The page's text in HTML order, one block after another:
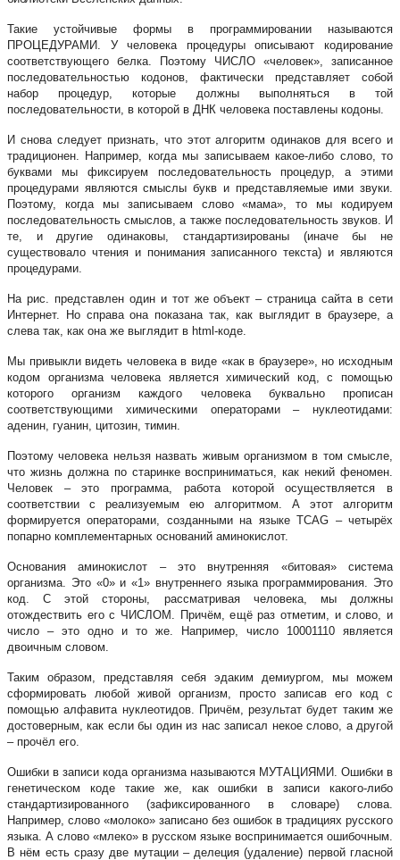
Такие устойчивые формы в программировании называются
ПРОЦЕДУРАМИ. У человека процедуры описывают кодирование
соответствующего белка. Поэтому ЧИСЛО «человек», записанное
последовательностью кодонов, фактически представляет собой
набор процедур, которые должны выполняться в той
последовательности, в которой в ДНК человека поставлены кодоны.
И снова следует признать, что этот алгоритм одинаков для всего и
традиционен. Например, когда мы записываем какое-либо слово, то
буквами мы фиксируем последовательность процедур, а этими
процедурами являются смыслы букв и представляемые ими звуки.
Поэтому, когда мы записываем слово «мама», то мы кодируем
последовательность смыслов, а также последовательность звуков. И
те, и другие одинаковы, стандартизированы (иначе бы не
существовало чтения и понимания записанного текста) и являются
процедурами.
На рис. представлен один и тот же объект – страница сайта в сети
Интернет. Но справа она показана так, как выглядит в браузере, а
слева так, как она же выглядит в html-коде.
Мы привыкли видеть человека в виде «как в браузере», но исходным
кодом организма человека является химический код, с помощью
которого организм каждого человека буквально прописан
соответствующими химическими операторами – нуклеотидами:
аденин, гуанин, цитозин, тимин.
Поэтому человека нельзя назвать живым организмом в том смысле,
что жизнь должна по старинке восприниматься, как некий феномен.
Человек – это программа, работа которой осуществляется в
соответствии с реализуемым ею алгоритмом. А этот алгоритм
формируется операторами, созданными на языке TCAG – четырёх
попарно комплементарных оснований аминокислот.
Основания аминокислот – это внутренняя «битовая» система
организма. Это «0» и «1» внутреннего языка программирования. Это
код. С этой стороны, рассматривая человека, мы должны
отождествить его с ЧИСЛОМ. Причём, ещё раз отметим, и слово, и
число – это одно и то же. Например, число 10001110 является
двоичным словом.
Таким образом, представляя себя эдаким демиургом, мы можем
сформировать любой живой организм, просто записав его код с
помощью алфавита нуклеотидов. Причём, результат будет таким же
достоверным, как если бы один из нас записал некое слово, а другой
– прочёл его.
Ошибки в записи кода организма называются МУТАЦИЯМИ. Ошибки в
генетическом коде такие же, как ошибки в записи какого-либо
стандартизированного (зафиксированного в словаре) слова.
Например, слово «молоко» записано без ошибок в традициях русского
языка. А слово «млеко» в русском языке воспринимается ошибочным.
В нём есть сразу две мутации – делеция (удаление) первой гласной